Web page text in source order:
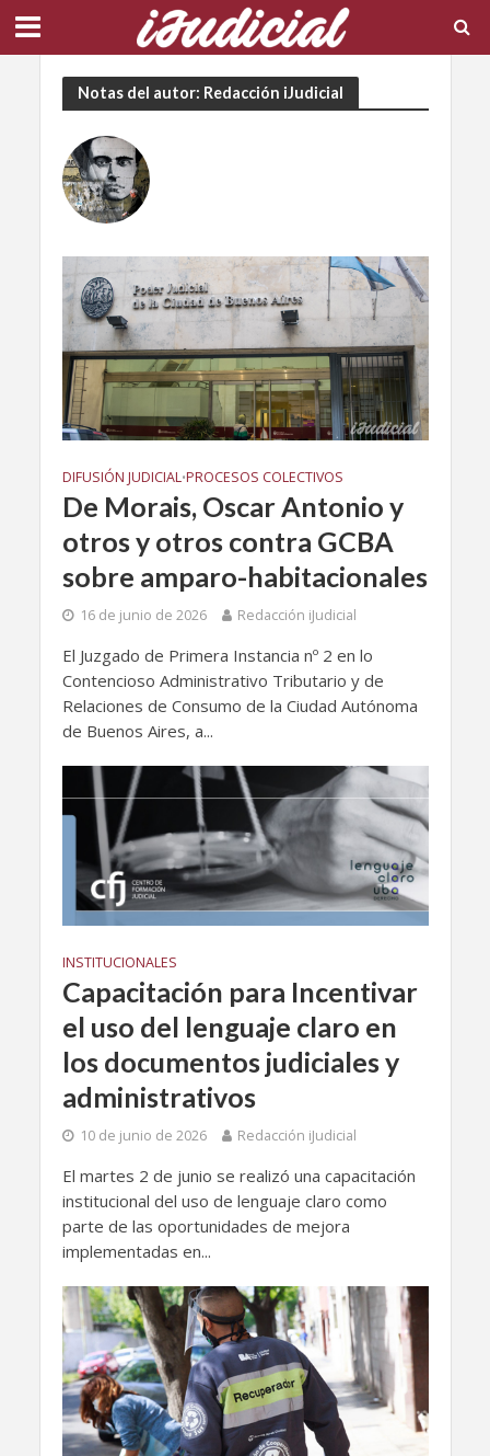
Notas del autor: Redacción iJudicial
DIFUSIÓN JUDICIAL•PROCESOS COLECTIVOS
De Morais, Oscar Antonio y
otros y otros contra GCBA
sobre amparo-habitacionales
16 de junio de 2026 Redacción iJudicial
El Juzgado de Primera Instancia nº 2 en lo
Contencioso Administrativo Tributario y de
Relaciones de Consumo de la Ciudad Autónoma
de Buenos Aires, a...
INSTITUCIONALES
Capacitación para Incentivar
el uso del lenguaje claro en
los documentos judiciales y
administrativos
10 de junio de 2026 Redacción iJudicial
El martes 2 de junio se realizó una capacitación
institucional del uso de lenguaje claro como
parte de las oportunidades de mejora
implementadas en...